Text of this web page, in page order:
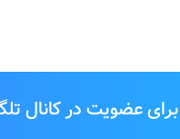
برای عضویت در کانال